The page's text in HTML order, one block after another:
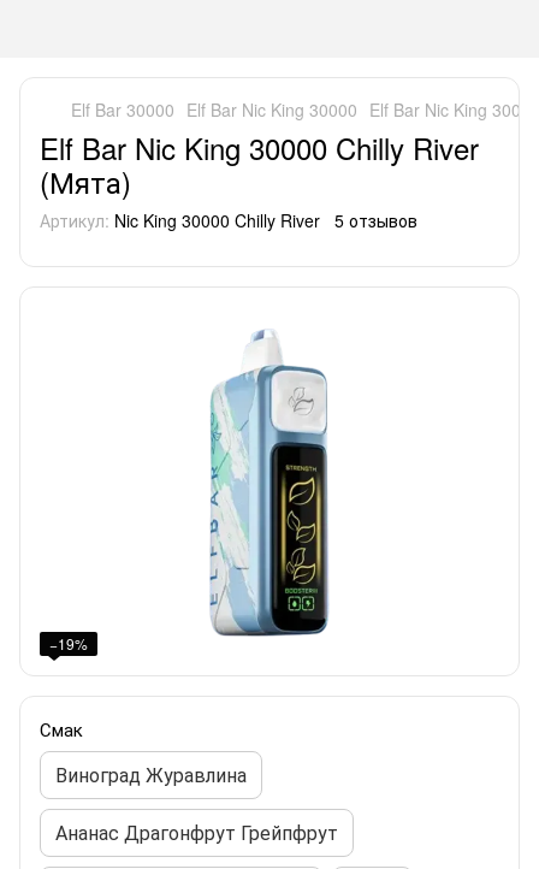
Elf Bar 30000 Elf Bar Nic King 30000 Elf Bar Nic King
Elf Bar Nic King 30000 Chilly River
(Мята)
Артикул: Nic King 30000 Chilly River 5 отзывов
−19%
Смак
Виноград Журавлина
Ананас Драгонфрут Грейпфрут